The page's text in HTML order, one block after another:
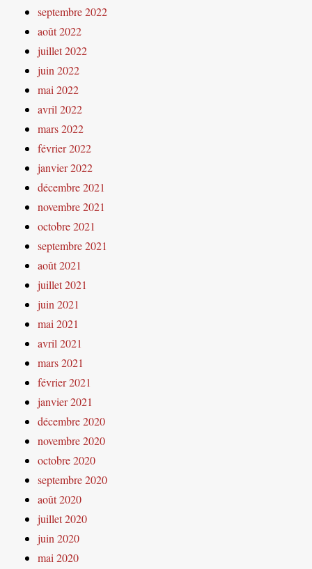
septembre 2022
août 2022
juillet 2022
juin 2022
mai 2022
avril 2022
mars 2022
février 2022
janvier 2022
décembre 2021
novembre 2021
octobre 2021
septembre 2021
août 2021
juillet 2021
juin 2021
mai 2021
avril 2021
mars 2021
février 2021
janvier 2021
décembre 2020
novembre 2020
octobre 2020
septembre 2020
août 2020
juillet 2020
juin 2020
mai 2020